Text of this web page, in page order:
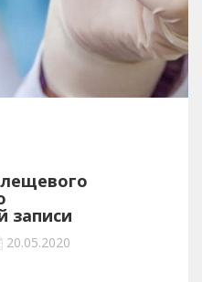
записи
20.05.2020